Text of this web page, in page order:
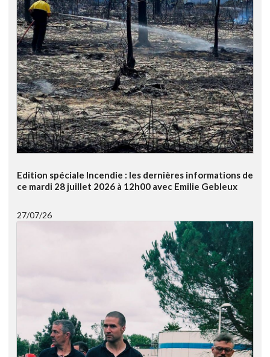
Edition spéciale Incendie : les dernières informations de
ce mardi 28 juillet 2026 à 12h00 avec Emilie Gebleux
27/07/26